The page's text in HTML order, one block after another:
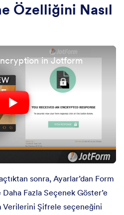
Özelliğini Nasıl
in Jotform
sonra, Ayarlar’dan Form
Fazla Seçenek Göster’e
Verilerini Şifrele seçeneğini